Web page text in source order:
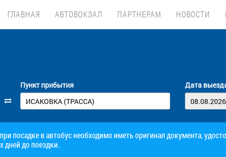
ГЛАВНАЯ АВТОВОКЗАЛ ПАРТНЕРАМ НОВОСТИ
Пункт прибытия Дата
посадке в автобус необходимо иметь оригинал документа,
дней до поездки.